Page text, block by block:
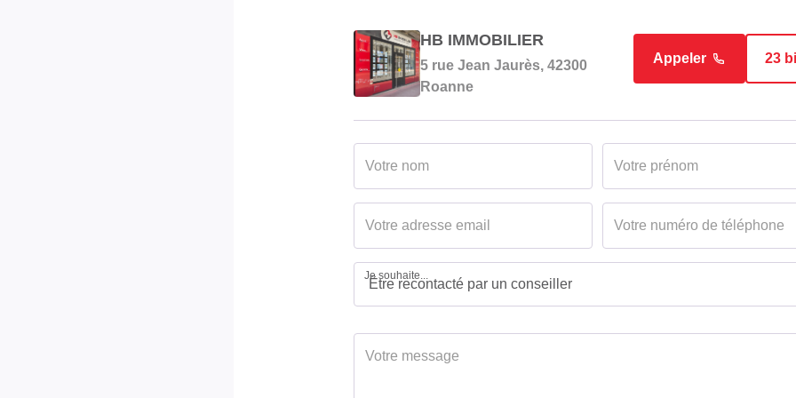
HB IMMOBILIER
5 rue Jean Jaurès, 42300
Roanne
Appeler 23
Je souhaite...